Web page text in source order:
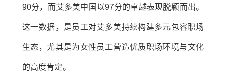
90分，而艾多美中国以97分的卓越表现脱颖而出。
这一数据，是员工对艾多美持续构建多元包容职场
生态，尤其是为女性员工营造优质职场环境与文化
的高度肯定。